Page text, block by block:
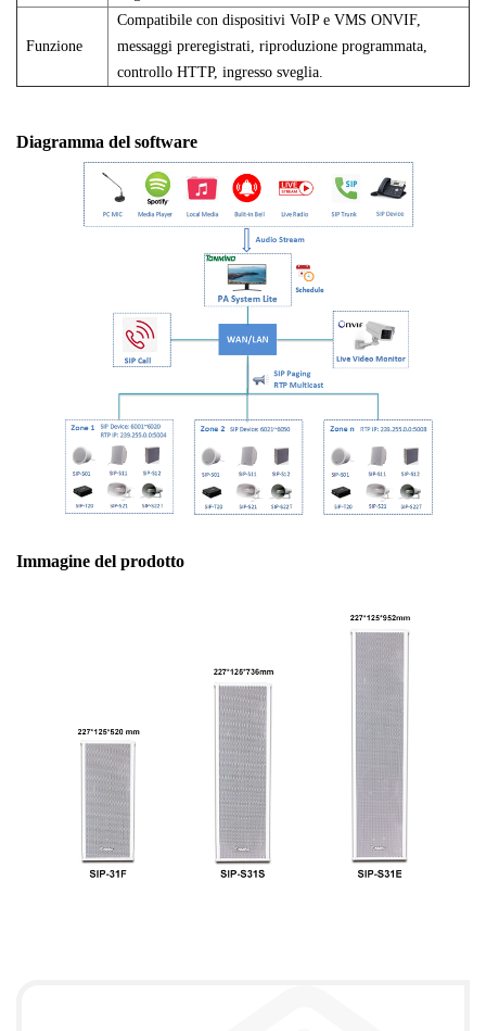
Funzione
Compatibile con dispositivi VoIP e VMS ONVIF,
messaggi preregistrati, riproduzione programmata,
controllo HTTP, ingresso sveglia.
Diagramma del software
Immagine del prodotto